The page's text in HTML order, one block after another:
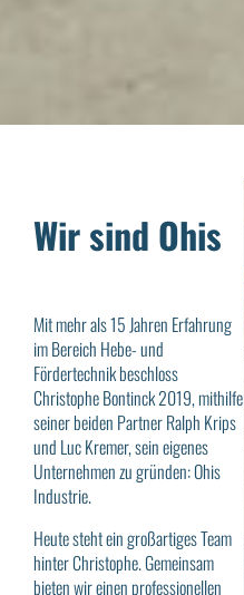
Wir sind Ohis
Mit mehr als 15 Jahren Erfahrung
im Bereich Hebe- und
Fördertechnik beschloss
Christophe Bontinck 2019, mithilfe
seiner beiden Partner Ralph Krips
und Luc Kremer, sein eigenes
Unternehmen zu gründen: Ohis
Industrie.
Heute steht ein großartiges Team
hinter Christophe. Gemeinsam
bieten wir einen professionellen